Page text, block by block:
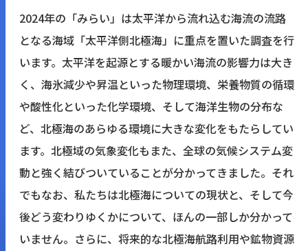
2024年の「みらい」は太平洋から流れ込む海流の流路
となる海域「太平洋側北極海」に重点を置いた調査を行
います。太平洋を起源とする暖かい海流の影響力は大き
く、海氷減少や昇温といった物理環境、栄養物質の循環
や酸性化といった化学環境、そして海洋生物の分布な
ど、北極海のあらゆる環境に大きな変化をもたらしてい
ます。北極域の気象変化もまた、全球の気候システム変
動と強く結びついていることが分かってきました。それ
でもなお、私たちは北極海についての現状と、そして今
後どう変わりゆくかについて、ほんの一部しか分かって
いません。さらに、将来的な北極海航路利用や鉱物資源